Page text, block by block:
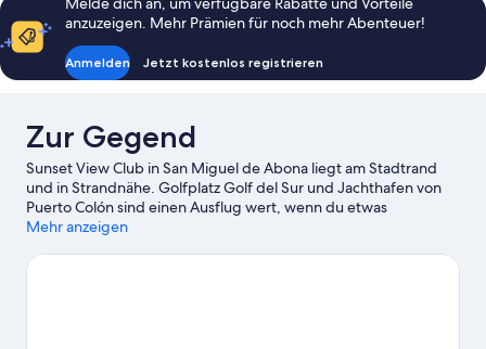
anzuzeigen. Mehr Prämien für noch mehr Abenteuer!
Anmelden Jetzt kostenlos registrieren
Zur Gegend
Sunset View Club in San Miguel de Abona liegt am Stadtrand
und in Strandnähe. Golfplatz Golf del Sur und Jachthafen von
Puerto Colón sind einen Ausflug wert, wenn du etwas
Aufregendes erleben möchtest. Wer lieber die Natur der
Teneriffa Strände und Playa Las Vistas (Strand). Ebenfalls einen
Mehr anzeigen